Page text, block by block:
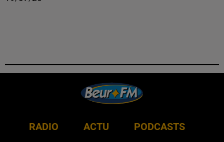
RADIO ACTU PODCASTS